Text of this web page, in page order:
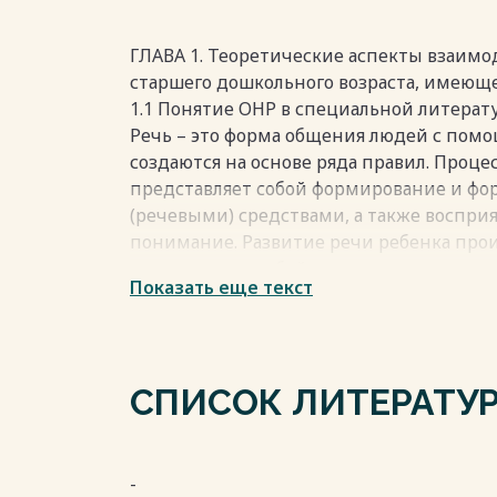
способностей ребенка и необходимой
Весь текст будет доступенпосле
ГЛАВА 1. Теоретические аспекты
старшего дошкольного возраста,
1.1 Понятие ОНР в специальной
Речь – это форма общения людей с
создаются на основе ряда правил.
представляет собой формирование и
(речевыми) средствами, а также
понимание. Развитие речи ребенка
явления, которое приводит к появлению
играет важную роль в структуре речи.
помогает формировать у ребенка
Показать еще текст
СПИСОК
-